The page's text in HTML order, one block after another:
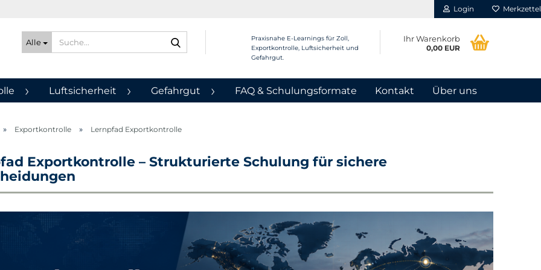
Login Merkzettel
Alle
Praxisnahe E-Learnings für Zoll,
Exportkontrolle, Luftsicherheit und
Gefahrgut.
Ihr Warenkorb
0,00 EUR
Luftsicherheit Gefahrgut FAQ & Schulungsformate Kontakt Über uns
» Exportkontrolle » Lernpfad Exportkontrolle
Exportkontrolle – Strukturierte Schulung für sichere